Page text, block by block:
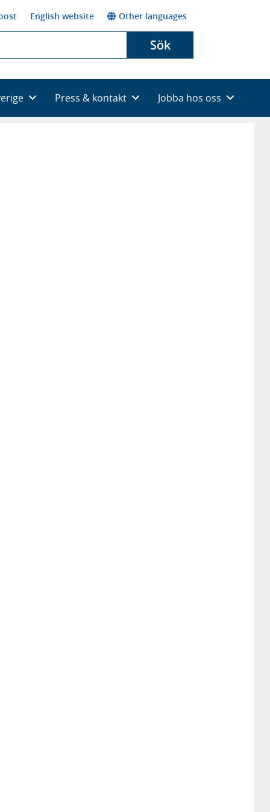
English website Other languages
Sök
Press & kontakt Jobba hos oss